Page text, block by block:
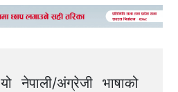
यो नेपाली/अंग्रेजी भाषाको